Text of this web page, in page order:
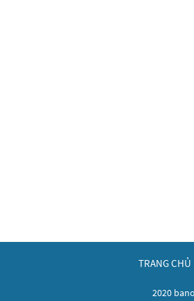
TRANG CHỦ
2020